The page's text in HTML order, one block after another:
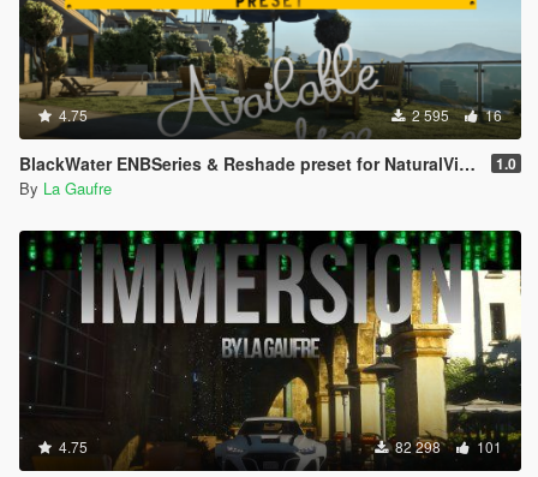
4.75 2 595 16
BlackWater ENBSeries & Reshade preset for NaturalVision Evolved 1.0
By La Gaufre
4.75 82 298 101